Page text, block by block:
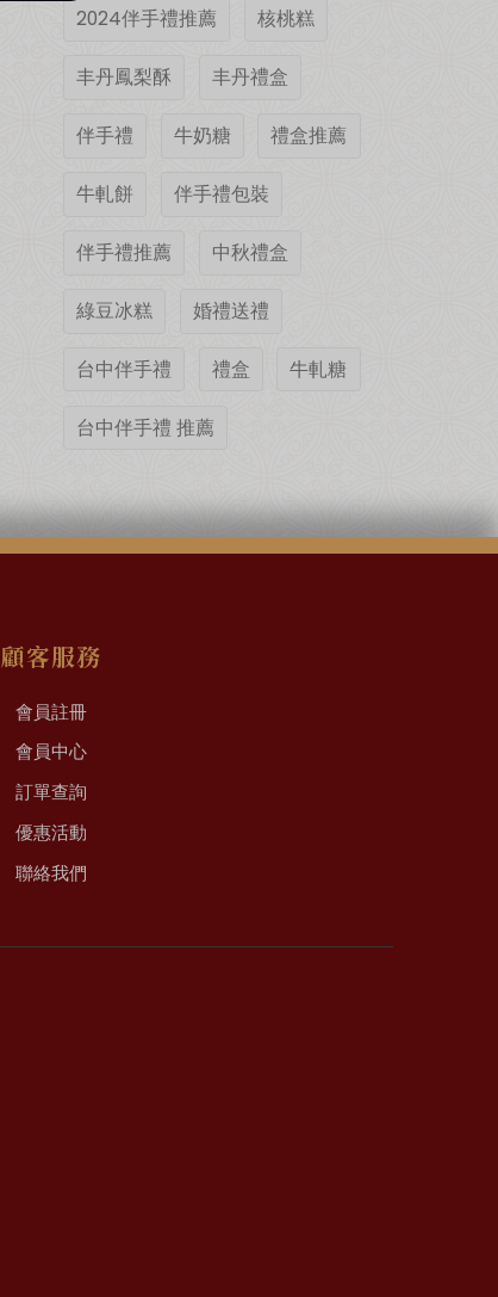
2024伴手禮推薦 核桃糕
丰丹鳳梨酥 丰丹禮盒
伴手禮 牛奶糖 禮盒推薦
牛軋餅 伴手禮包裝
伴手禮推薦 中秋禮盒
綠豆冰糕 婚禮送禮
台中伴手禮 禮盒 牛軋糖
台中伴手禮 推薦
顧客服務
會員註冊
會員中心
訂單查詢
優惠活動
聯絡我們